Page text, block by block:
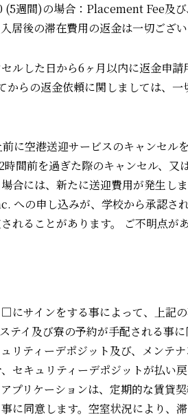
週間)の場合：Placement Fee及
居後の滞在費⽤の返⾦は⼀切ござい
ルした⽇から6ヶ⽉以内に返⾦申
からの返⾦依頼に関しましては、
に空港送迎サービスのキャンセ
時間前を過ぎた際のキャンセル、
合には、新たに送迎費⽤が発⽣し
の申し込みが、学校から承認さ
れることがあります。 ご不明点
にサインをする事によって、上記
テイ及び寮の予約が手配される事
リティーデポジット及び、メンテ
セキュリティーデポジットが払い
プリケーションは、定期的な賃貸
事に同意します。空室状況により